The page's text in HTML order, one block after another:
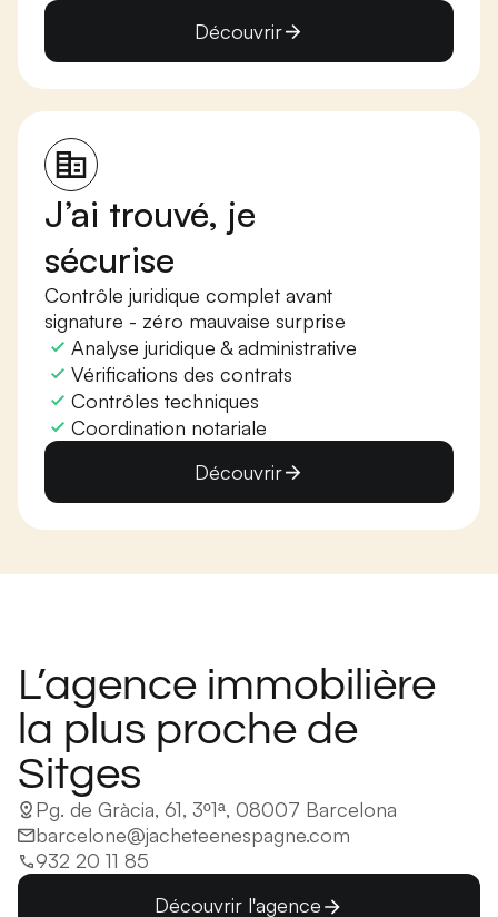
Découvrir
J’ai trouvé, je
sécurise
Contrôle juridique complet avant
signature - zéro mauvaise surprise
Analyse juridique & administrative
Vérifications des contrats
Contrôles techniques
Coordination notariale
Découvrir
L’agence immobilière
la plus proche de
Sitges
Pg. de Gràcia, 61, 3º1ª, 08007 Barcelona
barcelone@jacheteenespagne.com
932 20 11 85
Découvrir l'agence